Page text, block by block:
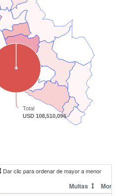
Total
USD 108,510,094
Dar clic para ordenar de mayor a menor
Multas Monto